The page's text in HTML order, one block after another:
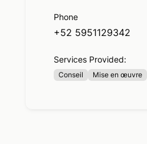
Phone
+52 5951129342
Services Provided:
Conseil Mise en œuvre